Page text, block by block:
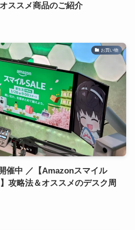
ススメ商品のご紹介
お買い物
催中 ／【Amazonスマイル
攻略法＆オススメのデスク周